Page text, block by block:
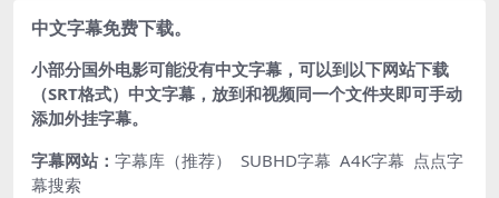
中文字幕免费下载。
小部分国外电影可能没有中文字幕，可以到以下网站下载
（SRT格式）中文字幕，放到和视频同一个文件夹即可手动
添加外挂字幕。
字幕网站： 字幕库（推荐） SUBHD字幕 A4K字幕 点点字
幕搜索